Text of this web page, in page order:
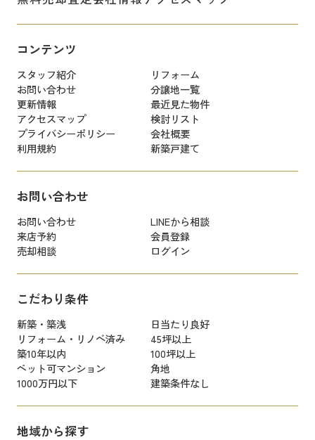
コンテンツ
スタッフ紹介
リフォーム
お問い合わせ
分譲地一覧
更新情報
最近見た物件
アクセスマップ
検討リスト
プライバシーポリシー
会社概要
利用規約
新築戸建て
お問い合わせ
お問い合わせ
LINEから相談
来店予約
会員登録
売却相談
ログイン
こだわり条件
新築・築浅
日当たり良好
リフォーム・リノベ済み
45坪以上
築10年以内
100坪以上
ペット可マンション
角地
1000万円以下
建築条件なし
地域から探す